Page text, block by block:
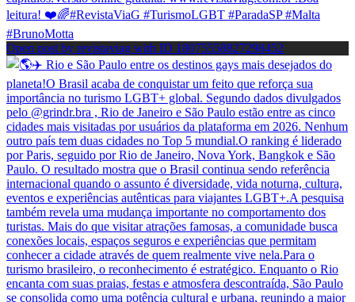
Open post by revistaviag with ID 18075558827298452